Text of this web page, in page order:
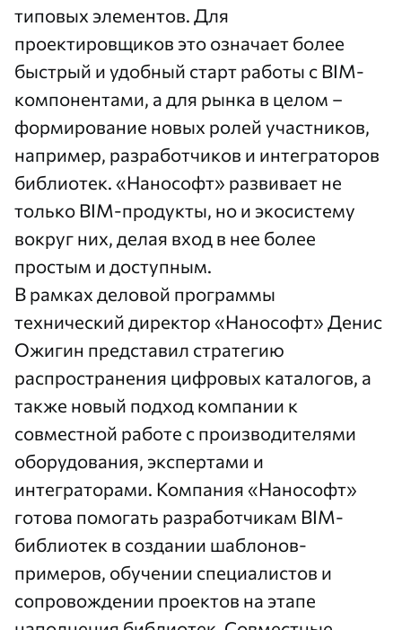
типовых элементов. Для
проектировщиков это означает более
быстрый и удобный старт работы с BIM-
компонентами, а для рынка в целом –
формирование новых ролей участников,
например, разработчиков и интеграторов
библиотек. «Нанософт» развивает не
только BIM-продукты, но и экосистему
вокруг них, делая вход в нее более
простым и доступным.
В рамках деловой программы
технический директор «Нанософт» Денис
Ожигин представил стратегию
распространения цифровых каталогов, а
также новый подход компании к
совместной работе с производителями
оборудования, экспертами и
интеграторами. Компания «Нанософт»
готова помогать разработчикам BIM-
библиотек в создании шаблонов-
примеров, обучении специалистов и
сопровождении проектов на этапе